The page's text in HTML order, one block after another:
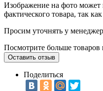
Изображение на фото может
фактического товара, так
Просим уточнять у
Посмотрите больше товаров
Оставить отзыв
Поделиться